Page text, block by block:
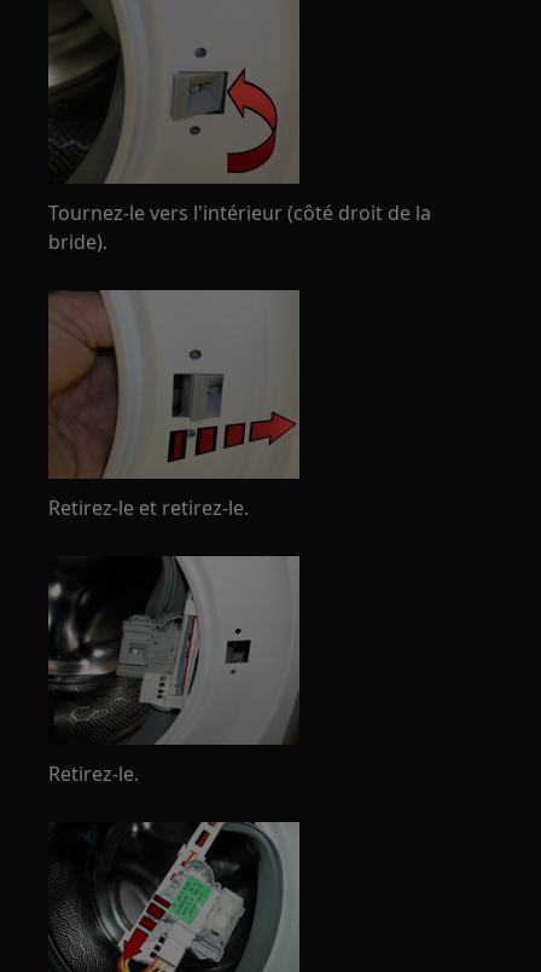
Tournez-le vers l'intérieur (côté droit de la
bride).
Retirez-le et retirez-le.
Retirez-le.